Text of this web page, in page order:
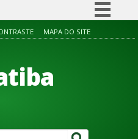
Simplifique!
Acesso à informação
Canais
MAPA DO SITE